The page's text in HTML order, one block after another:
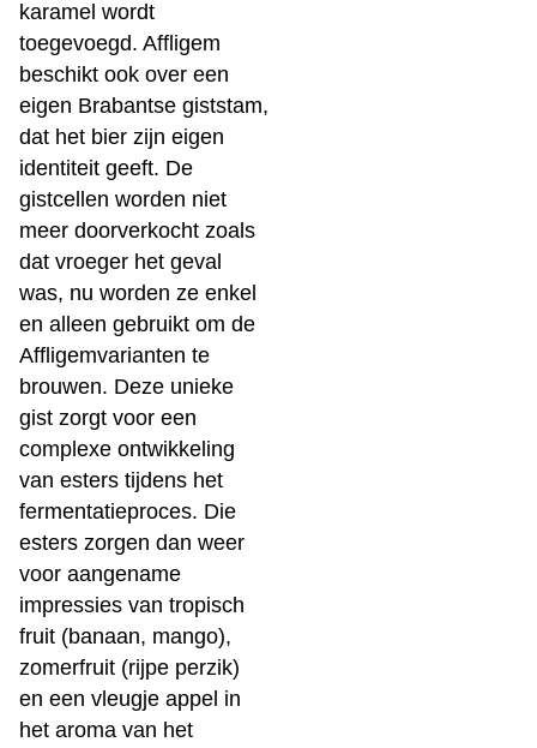
karamel wordt
toegevoegd. Affligem
beschikt ook over een
eigen Brabantse giststam,
dat het bier zijn eigen
identiteit geeft. De
gistcellen worden niet
meer doorverkocht zoals
dat vroeger het geval
was, nu worden ze enkel
en alleen gebruikt om de
Affligemvarianten te
brouwen. Deze unieke
gist zorgt voor een
complexe ontwikkeling
van esters tijdens het
fermentatieproces. Die
esters zorgen dan weer
voor aangename
impressies van tropisch
fruit (banaan, mango),
zomerfruit (rijpe perzik)
en een vleugje appel in
het aroma van het